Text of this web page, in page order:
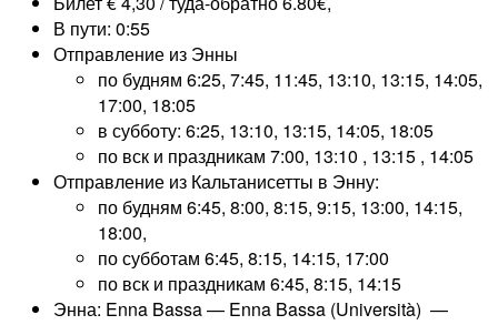
В пути: 0:55
Отправление из Энны
по будням 6:25, 7:45, 11:45, 13:10, 13:15, 14:05,
17:00, 18:05
в субботу: 6:25, 13:10, 13:15, 14:05, 18:05
по вск и праздникам 7:00, 13:10 , 13:15 , 14:05
Отправление из Кальтанисетты в Энну:
по будням 6:45, 8:00, 8:15, 9:15, 13:00, 14:15,
18:00,
по субботам 6:45, 8:15, 14:15, 17:00
по вск и праздникам 6:45, 8:15, 14:15
Энна: Enna Bassa — Enna Bassa (Università) —